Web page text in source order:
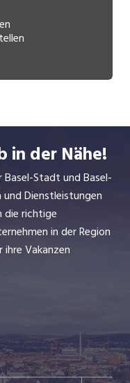
in der Nähe!
Stadt und Basel-
Dienstleistungen
die richtige
in der Region
Vakanzen